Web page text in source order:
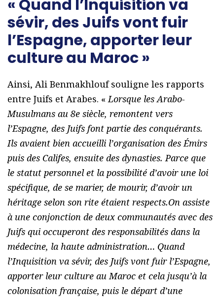
« Quand l’Inquisition va
sévir, des Juifs vont fuir
l’Espagne, apporter leur
culture au Maroc »
Ainsi, Ali Benmakhlouf souligne les rapports
entre Juifs et Arabes. «Lorsque les Arabo-
Musulmans au 8e siècle, remontent vers
l’Espagne, des Juifs font partie des conquérants.
Ils avaient bien accueilli l’organisation des Émirs
puis des Califes, ensuite des dynasties. Parce que
le statut personnel et la possibilité d’avoir une loi
spécifique, de se marier, de mourir, d’avoir un
héritage selon son rite étaient respects.On assiste
à une conjonction de deux communautés avec des
Juifs qui occuperont des responsabilités dans la
médecine, la haute administration… Quand
l’Inquisition va sévir, des Juifs vont fuir l’Espagne,
apporter leur culture au Maroc et cela jusqu’à la
colonisation française, puis le départ d’une